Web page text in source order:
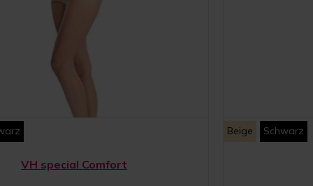
VH special Comfort
Beige Schwarz